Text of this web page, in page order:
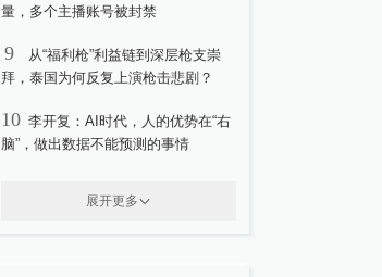
量，多个主播账号被封禁
9
从“福利枪”利益链到深层枪支崇
拜，泰国为何反复上演枪击悲剧？
10 李开复：AI时代，人的优势在“右
脑”，做出数据不能预测的事情
展开更多